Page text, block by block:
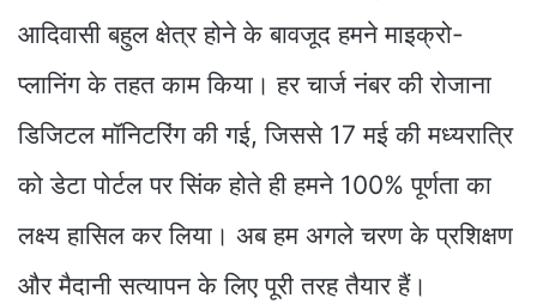
आदिवासी बहुल क्षेत्र होने के बावजूद हमने माइक्रो-
प्लानिंग के तहत काम किया। हर चार्ज नंबर की रोजाना
डिजिटल मॉनिटरिंग की गई, जिससे 17 मई की मध्यरात्रि
को डेटा पोर्टल पर सिंक होते ही हमने 100% पूर्णता का
लक्ष्य हासिल कर लिया। अब हम अगले चरण के प्रशिक्षण
और मैदानी सत्यापन के लिए पूरी तरह तैयार हैं।